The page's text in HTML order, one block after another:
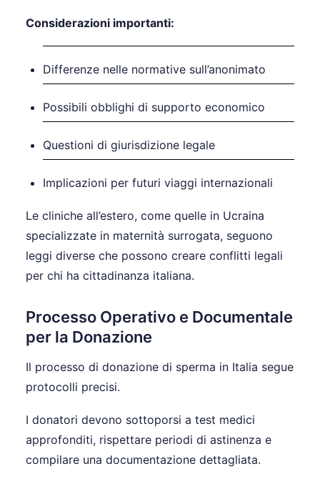
Considerazioni importanti:
Differenze nelle normative sull’anonimato
Possibili obblighi di supporto economico
Questioni di giurisdizione legale
Implicazioni per futuri viaggi internazionali
Le cliniche all’estero, come quelle in Ucraina
specializzate in maternità surrogata, seguono
leggi diverse che possono creare conflitti legali
per chi ha cittadinanza italiana.
Processo Operativo e Documentale
per la Donazione
Il processo di donazione di sperma in Italia segue
protocolli precisi.
I donatori devono sottoporsi a test medici
approfonditi, rispettare periodi di astinenza e
compilare una documentazione dettagliata.